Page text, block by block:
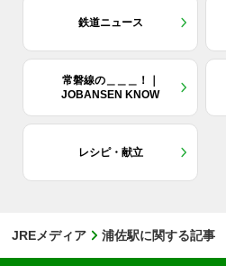
鉄道ニュース
常磐線の＿＿＿！｜
JOBANSEN KNOW
レシピ・献立
JREメディア 浦佐駅に関する記事